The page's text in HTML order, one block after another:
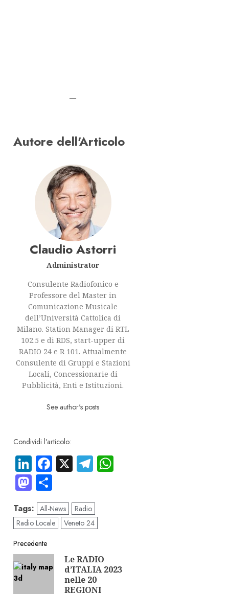
—
Autore dell'Articolo
Claudio Astorri
Administrator
Consulente Radiofonico e
Professore del Master in
Comunicazione Musicale
dell’Università Cattolica di
Milano. Station Manager di RTL
102.5 e di RDS, start-upper di
RADIO 24 e R 101. Attualmente
Consulente di Gruppi e Stazioni
Locali, Concessionarie di
Pubblicità, Enti e Istituzioni.
See author's posts
Condividi l'articolo:
LinkedIn
Facebook
X Telegram
Mastodon
Tags: All-News
Radio
Radio Locale
Veneto 24
Navigazione
articolo
Precedente
Articolo
precedente:
Le RADIO
d’ITALIA 2023
nelle 20
REGIONI